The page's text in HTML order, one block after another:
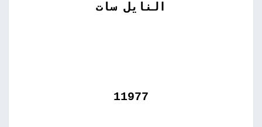
النايل سات
11977